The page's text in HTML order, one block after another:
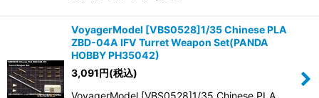
VoyagerModel [VBS0528]1/35 Chinese PLA
ZBD-04A IFV Turret Weapon Set(PANDA
HOBBY PH35042)
3,091円(税込)
VoyagerModel [VBS0528]1/35 Chinese PLA